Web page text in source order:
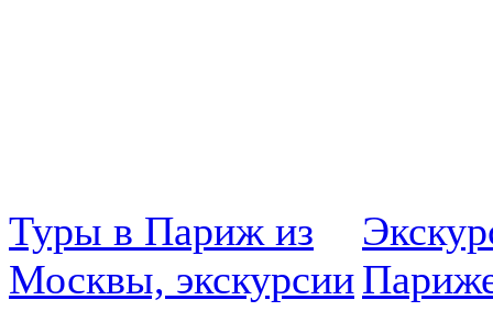
Туры в Париж из
Москвы, экскурсии